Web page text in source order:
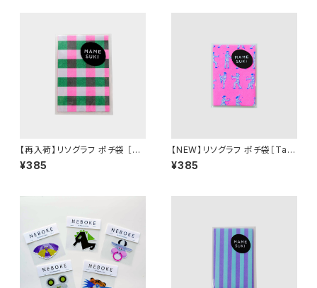
【再入荷】リソグラフ ポチ袋 ［M
AMESUKI Basis チェック］ Ne
on Pink × Green
¥385
【NEW】リソグラフ ポチ袋［Tai
Chi 太極拳］ Neon Pink
¥385